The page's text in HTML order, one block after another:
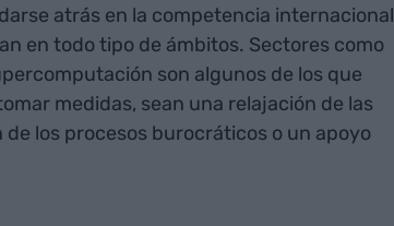
atrás en la competencia internacional
en todo tipo de ámbitos. Sectores como
son algunos de los que
medidas, sean una relajación de las
los procesos burocráticos o un apoyo